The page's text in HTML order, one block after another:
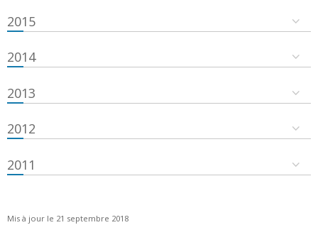
2015
2014
2013
2012
2011
Mis à jour le 21 septembre 2018